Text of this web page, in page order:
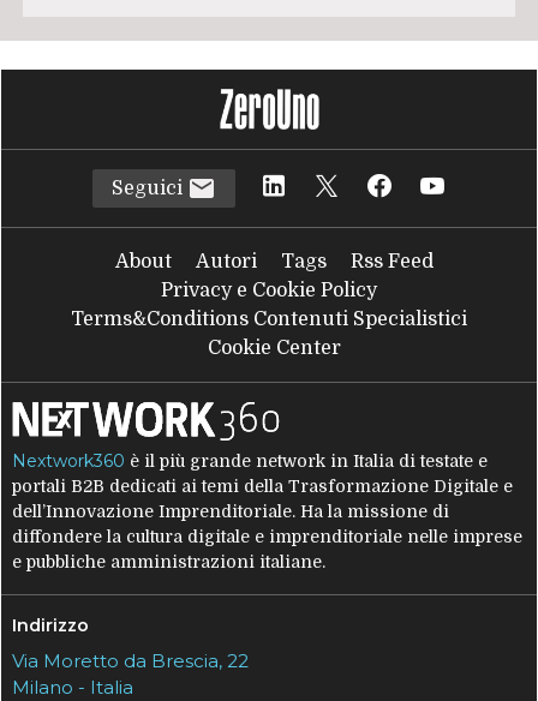
Seguici
About Autori Tags
Rss Feed
Privacy e Cookie Policy
Terms&Conditions Contenuti Specialistici
Cookie Center
Nextwork360 è il più grande network in Italia di testate e
portali B2B dedicati ai temi della Trasformazione Digitale e
dell’Innovazione Imprenditoriale. Ha la missione di
diffondere la cultura digitale e imprenditoriale nelle imprese
e pubbliche amministrazioni italiane.
Indirizzo
Via Moretto da Brescia, 22
Milano - Italia